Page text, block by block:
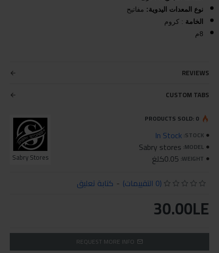
نوع المعدات اليدوية: مفاتيح
الخامة : كروم
8م
REVIEWS
CUSTOM TABS
STOCK:
In Stock
MODEL:
Sabry stores
WEIGHT: 0.05كلغ Sabry Stores
PRODUCTS SOLD: 0
(0 التقييمات) - كتابة تعليق
30.00LE
REQUEST MORE INFO